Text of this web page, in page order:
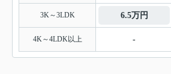
3K～3LDK 6.5万円
4K～4LDK以上 -